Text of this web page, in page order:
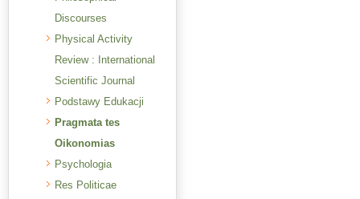
Discourses
Physical Activity
Review : International
Scientific Journal
Podstawy Edukacji
Pragmata tes
Oikonomias
Psychologia
Res Politicae